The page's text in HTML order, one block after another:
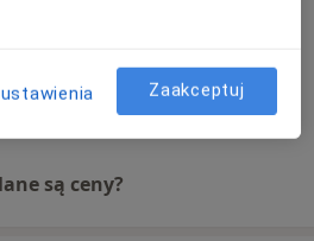
są ceny?
Zaakceptuj